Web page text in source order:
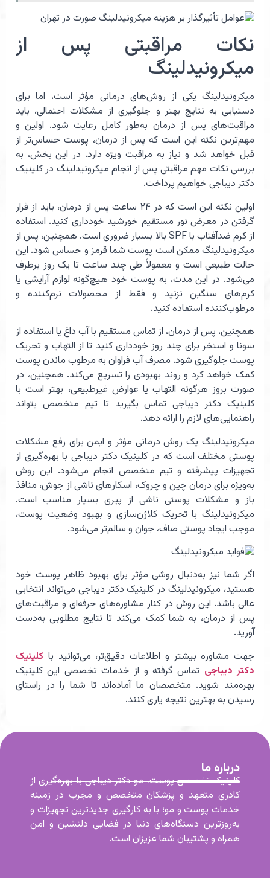
نکات مراقبتی پس از
میکرونیدلینگ
میکرونیدلینگ یکی از روش‌های درمانی مؤثر است، اما برای
دستیابی به نتایج بهتر و جلوگیری از مشکلات احتمالی، باید
مراقبت‌های پس از درمان به‌طور کامل رعایت شود. اولین و
مهم‌ترین نکته این است که پس از درمان، پوست حساس‌تر از
قبل خواهد شد و نیاز به مراقبت ویژه دارد. در این بخش، به
بررسی نکات مهم مراقبتی پس از انجام میکرونیدلینگ در کلینیک
دکتر دیباجی خواهیم پرداخت.
اولین نکته این است که در ۲۴ ساعت پس از درمان، باید از قرار
گرفتن در معرض نور مستقیم خورشید خودداری کنید. استفاده
از کرم ضدآفتاب با SPF بالا بسیار ضروری است. همچنین، پس از
میکرونیدلینگ ممکن است پوست شما قرمز و حساس شود. این
حالت طبیعی است و معمولاً طی چند ساعت تا یک روز برطرف
می‌شود. در این مدت، به پوست خود هیچ‌گونه لوازم آرایشی یا
کرم‌های سنگین نزنید و فقط از محصولات نرم‌کننده و
مرطوب‌کننده استفاده کنید.
همچنین، پس از درمان، از تماس مستقیم با آب داغ یا استفاده از
سونا و استخر برای چند روز خودداری کنید تا از التهاب و تحریک
پوست جلوگیری شود. مصرف آب فراوان به مرطوب ماندن پوست
کمک خواهد کرد و روند بهبودی را تسریع می‌کند. همچنین، در
صورت بروز هرگونه التهاب یا عوارض غیرطبیعی، بهتر است با
کلینیک دکتر دیباجی تماس بگیرید تا تیم متخصص بتواند
راهنمایی‌های لازم را ارائه دهد.
میکرونیدلینگ یک روش درمانی مؤثر و ایمن برای رفع مشکلات
پوستی مختلف است که در کلینیک دکتر دیباجی با بهره‌گیری از
تجهیزات پیشرفته و تیم متخصص انجام می‌شود. این روش
به‌ویژه برای درمان چین و چروک، اسکارهای ناشی از جوش، منافذ
باز و مشکلات پوستی ناشی از پیری بسیار مناسب است.
میکرونیدلینگ با تحریک کلاژن‌سازی و بهبود وضعیت پوست،
موجب ایجاد پوستی صاف، جوان و سالم‌تر می‌شود.
اگر شما نیز به‌دنبال روشی مؤثر برای بهبود ظاهر پوست خود
هستید، میکرونیدلینگ در کلینیک دکتر دیباجی می‌تواند انتخابی
عالی باشد. این روش در کنار مشاوره‌های حرفه‌ای و مراقبت‌های
پس از درمان، به شما کمک می‌کند تا نتایج مطلوبی به‌دست
آورید.
جهت مشاوره بیشتر و اطلاعات دقیق‌تر، می‌توانید با کلینیک
دکتر دیباجی تماس گرفته و از خدمات تخصصی این کلینیک
بهره‌مند شوید. متخصصان ما آماده‌اند تا شما را در راستای
رسیدن به بهترین نتیجه یاری کنند.
درباره ما
کلینیک تخصصی پوست، مو دکتر دیباجی با بهره‌گیری از
کادری متعهد و پزشکان متخصص و مجرب در زمینه
خدمات پوست و مو؛ با به کارگیری جدیدترین تجهیزات و
به‌روزترین دستگاه‌های دنیا در فضایی دلنشین و امن
همراه و پشتیبان شما عزیزان است.